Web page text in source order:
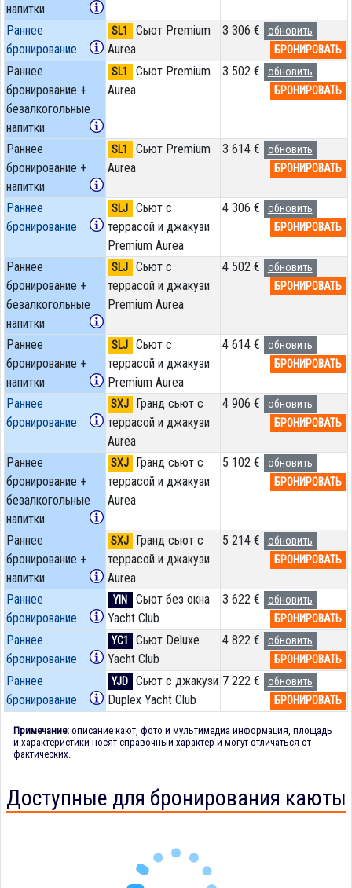
напитки
Раннее
бронирование
SL1
Сьют Premium
Aurea
3 306 €
обновить
БРОНИРОВАТЬ
Раннее
бронирование +
безалкогольные
напитки
SL1
Сьют Premium
Aurea
3 502 €
обновить
БРОНИРОВАТЬ
Раннее
бронирование +
напитки
SL1
Сьют Premium
Aurea
3 614 €
обновить
БРОНИРОВАТЬ
Раннее
бронирование
SLJ
Сьют с
террасой и джакузи
Premium Aurea
4 306 €
обновить
БРОНИРОВАТЬ
Раннее
бронирование +
безалкогольные
напитки
SLJ
Сьют с
террасой и джакузи
Premium Aurea
4 502 €
обновить
БРОНИРОВАТЬ
Раннее
бронирование +
напитки
SLJ
Сьют с
террасой и джакузи
Premium Aurea
4 614 €
обновить
БРОНИРОВАТЬ
Раннее
бронирование
SXJ
Гранд сьют с
террасой и джакузи
Aurea
4 906 €
обновить
БРОНИРОВАТЬ
Раннее
бронирование +
безалкогольные
напитки
SXJ
Гранд сьют с
террасой и джакузи
Aurea
5 102 €
обновить
БРОНИРОВАТЬ
Раннее
бронирование +
напитки
SXJ
Гранд сьют с
террасой и джакузи
Aurea
5 214 €
обновить
БРОНИРОВАТЬ
Раннее
бронирование
YIN
Сьют без окна
Yacht Club
3 622 €
обновить
БРОНИРОВАТЬ
Раннее
бронирование
YC1
Сьют Deluxe
Yacht Club
4 822 €
обновить
БРОНИРОВАТЬ
Раннее
бронирование
YJD
Сьют с джакузи
Duplex Yacht Club
7 222 €
обновить
БРОНИРОВАТЬ
Примечание: описание кают, фото и мультимедиа информация, площадь
и характеристики носят справочный характер и могут отличаться от
фактических.
Доступные для бронирования каюты